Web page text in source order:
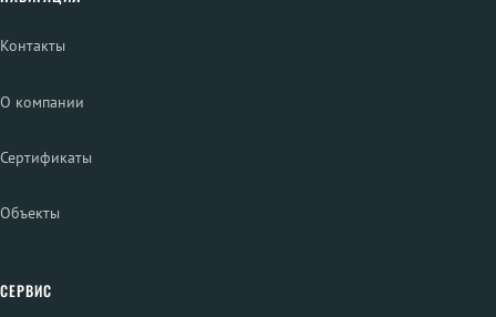
Контакты
О компании
Сертификаты
Объекты
СЕРВИС